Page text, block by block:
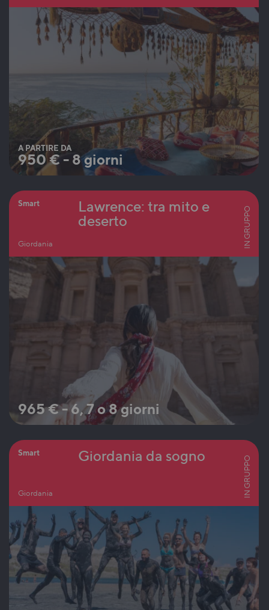
A PARTIRE DA
950€ - 8 giorni
Smart
Giordania
Lawrence: tra mito e
deserto
IN GRUPPO
965€-6, 7 o 8 giorni
Smart
Giordania
Giordania da sogno IN GRUPPO